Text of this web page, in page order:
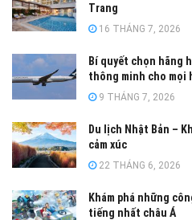
Trang
16 THÁNG 7, 2026
Bí quyết chọn hãng
thông minh cho mọi
9 THÁNG 7, 2026
Du lịch Nhật Bản –
cảm xúc
22 THÁNG 6, 2026
Khám phá những
tiếng nhất châu Á